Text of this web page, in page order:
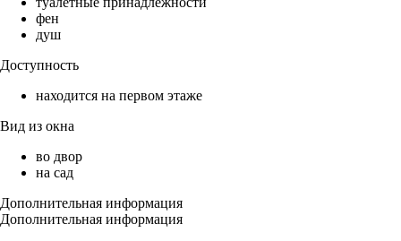
фен
душ
Доступность
находится на первом этаже
Вид из окна
во двор
на сад
Дополнительная информация
Дополнительная информация